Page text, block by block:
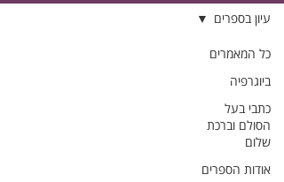
כל המאמרים
ביוגרפיה
כתבי בעל
הסולם וברכת
שלום
אודות הספרים
עיון בספרים